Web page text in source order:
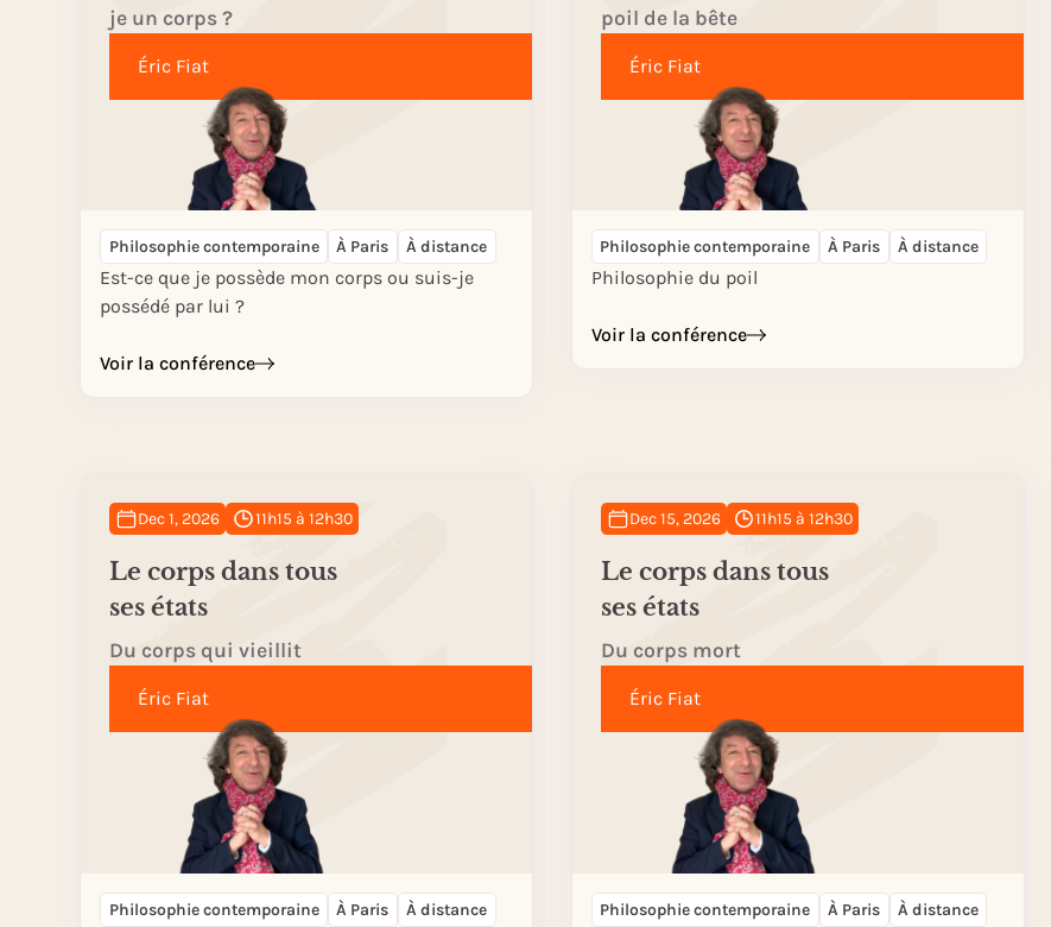
je un corps ?
Éric Fiat
Philosophie contemporaine À Paris À distance
Est-ce que je possède mon corps ou suis-je
possédé par lui ?
Voir la conférence
poil de la bête
Éric Fiat
Philosophie contemporaine À Paris À distance
Philosophie du poil
Voir la conférence
Dec 1, 2026 11h15 à 12h30
Le corps dans tous
ses états
Du corps qui vieillit
Éric Fiat
Philosophie contemporaine À Paris À distance
Dec 15, 2026 11h15 à 12h30
Le corps dans tous
ses états
Du corps mort
Éric Fiat
Philosophie contemporaine À Paris À distance